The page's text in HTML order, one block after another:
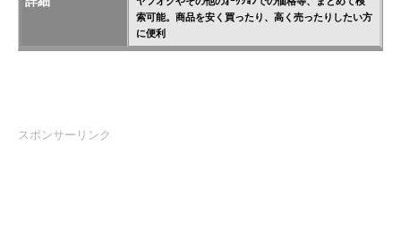
索可能。商品を安く買ったり、高く売ったりしたい方
に便利
スポンサーリンク